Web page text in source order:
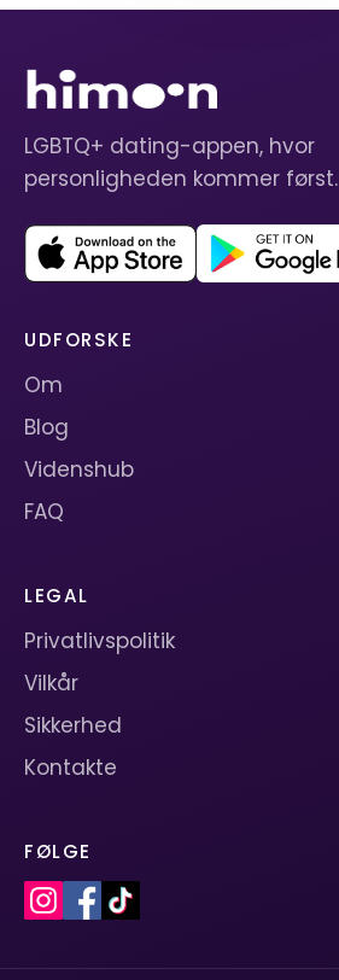
LGBTQ+ dating-appen, hvor
personligheden kommer først.
UDFORSKE
Om
Blog
Videnshub
FAQ
LEGAL
Privatlivspolitik
Vilkår
Sikkerhed
Kontakte
FØLGE